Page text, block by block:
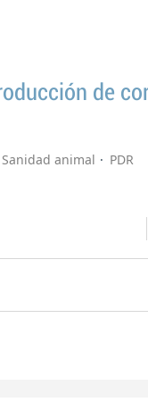
de
Sanidad animal
PDR